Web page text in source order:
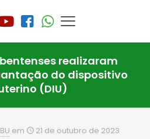
realizaram
do dispositivo
(DIU)
em 21 de outubro de 2023